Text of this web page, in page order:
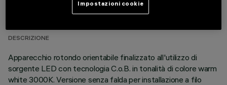
ULTIMO AGGIORNAMENTO: 01/08/2026
DESCRIZIONE
Apparecchio rotondo orientabile finalizzato all'utilizzo di
sorgente LED con tecnologia C.o.B. in tonalità di colore warm
white 3000K. Versione senza falda per installazione a filo
Impostazioni cookie